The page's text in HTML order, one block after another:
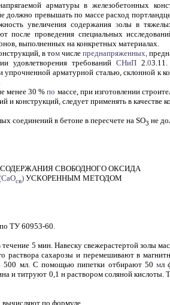
арматуры в железобетонных
должно превышать по массе расход
увеличения содержания золы в
после проведения специальных
выполненных на конкретных материалах.
в том числе преднапряженных,
удовлетворения требований СНиП 2.0
упрочненной арматурной сталью, склонной к
менее 30 %по массе, при изготовлении
конструкций, следует применять в качестве
соединений в бетоне в пересчете на SO3 не
СВОБОДНОГО ОКСИДА
св) УСКОРЕННЫМ МЕТОДОМ
ТУ 60953-60.
течение 5 мин. Навеску свежерастертой золы
раствора сахарозы и перемешивают в
500 мл. С помощью пипетки отбирают 50 мл
и титруют 0,1 н раствором соляной кислоты.
вычисляют по формуле